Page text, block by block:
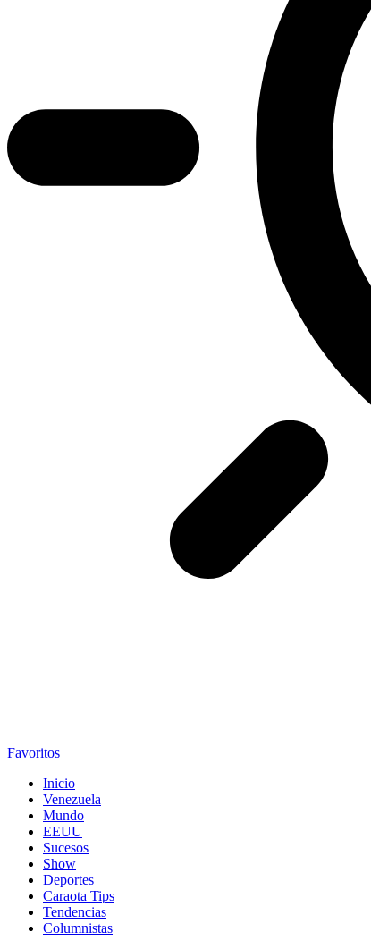
Favoritos
Inicio
Venezuela
Mundo
EEUU
Sucesos
Show
Deportes
Caraota Tips
Tendencias
Columnistas